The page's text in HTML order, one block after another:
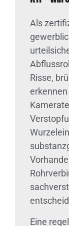
Als
Risse,
Eine